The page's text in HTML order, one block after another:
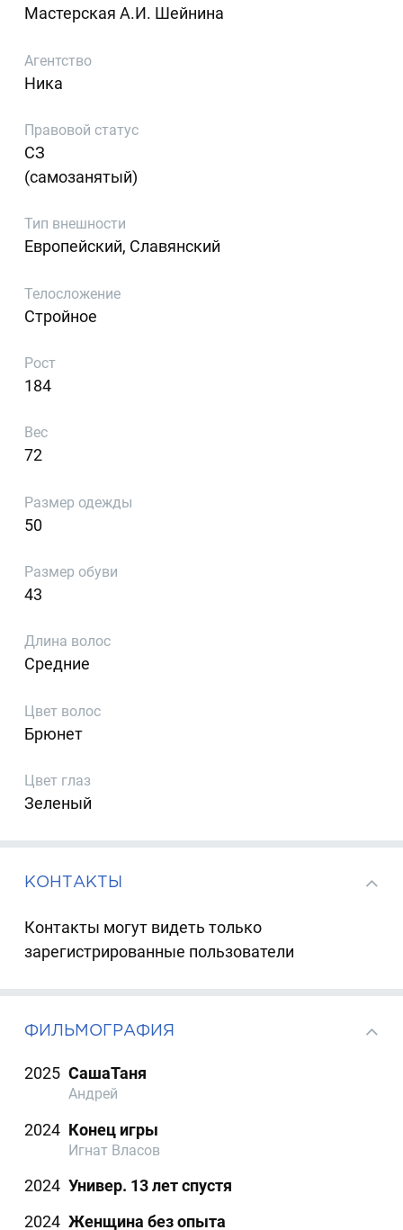
Мастерская А.И. Шейнина
Агентство
Ника
Правовой статус
СЗ
(самозанятый)
Тип внешности
Европейский, Славянский
Телосложение
Стройное
Рост
184
Вес
72
Размер одежды
50
Размер обуви
43
Длина волос
Средние
Цвет волос
Брюнет
Цвет глаз
Зеленый
КОНТАКТЫ
Контакты могут видеть только
зарегистрированные пользователи
ФИЛЬМОГРАФИЯ
2025 СашаТаня
Андрей
2024 Конец игры
Игнат Власов
2024 Универ. 13 лет спустя
2024 Женщина без опыта